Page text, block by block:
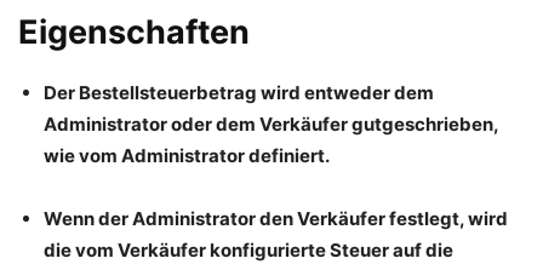
Eigenschaften
Der Bestellsteuerbetrag wird entweder dem
Administrator oder dem Verkäufer gutgeschrieben,
wie vom Administrator definiert.
Wenn der Administrator den Verkäufer festlegt, wird
die vom Verkäufer konfigurierte Steuer auf die